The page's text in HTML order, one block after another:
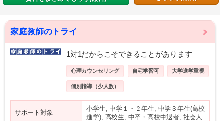
家庭教師のトライ
1対1だからこそできることがあります
心理カウンセリング 自宅学習可 大学進学重視
個別指導（少人数）
サポート対象
小学生, 中学１・２年生, 中学３年生(高校
進学), 高校生, 中卒・高校中退者, 社会人